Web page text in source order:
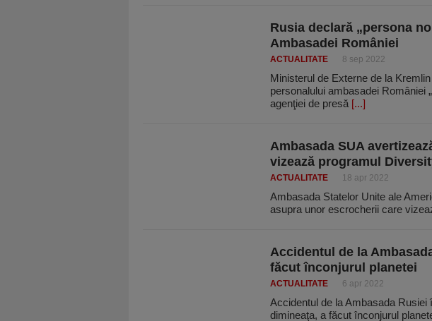
Rusia declară „persona
Ambasadei României
ACTUALITATE 8 sep 2022
Ministerul de Externe de la
personalului ambasadei României
agenţiei de presă [...]
Ambasada SUA
vizează programul
ACTUALITATE 18 apr 2022
Ambasada Statelor Unite ale
asupra unor escrocherii care
Accidentul de la
făcut înconjurul planetei
ACTUALITATE 6 apr 2022
Accidentul de la Ambasada
dimineaţa, a făcut înconjurul